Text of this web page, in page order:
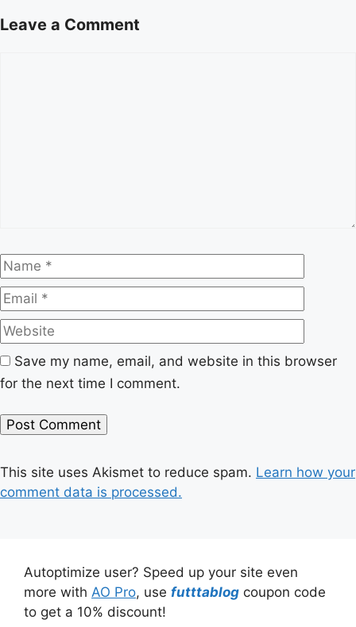
Leave a Comment
Name
Save my name, email, and website in this browser
for the next time I comment.
This site uses Akismet to reduce spam. Learn how your
comment data is processed.
Autoptimize user? Speed up your site even
more with AO Pro, use futttablog coupon code
to get a 10% discount!